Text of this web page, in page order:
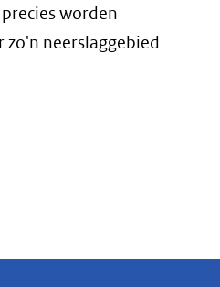
worden
zo'n neerslaggebied